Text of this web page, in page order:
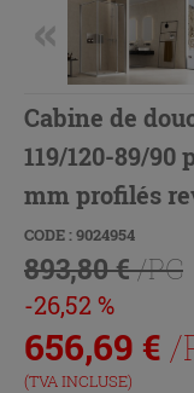
Cabine de
119/120-89/90
mm profilés
CODE : 9024954
893,80 €/PC
-26,52 %
656,69 € /
(TVA INCLUSE)